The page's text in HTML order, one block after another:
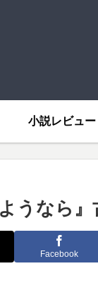
小説レビュ
うなら
Facebook